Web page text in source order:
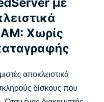
Χωρίς
αποκλειστικά
δίσκους που